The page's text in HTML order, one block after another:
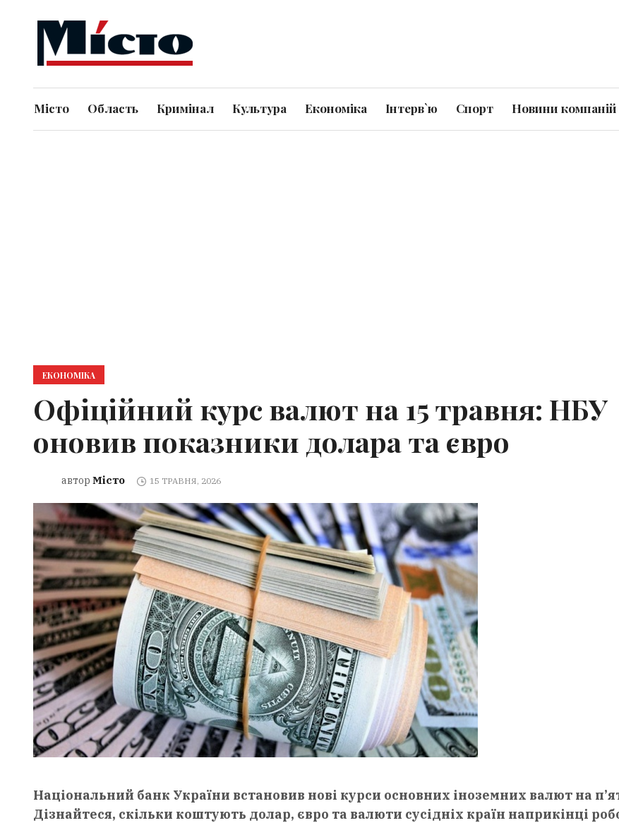
Місто Область Кримінал Культура Економіка Інтерв`ю Спорт Новини компаній
ЕКОНОМІКА
Офіційний курс валют на 15 травня: НБУ
оновив показники долара та євро
автор Місто 15 ТРАВНЯ, 2026
Національний банк України встановив нові курси основних іноземних валют на
Дізнайтеся, скільки коштують долар, євро та валюти сусідніх країн наприкінці